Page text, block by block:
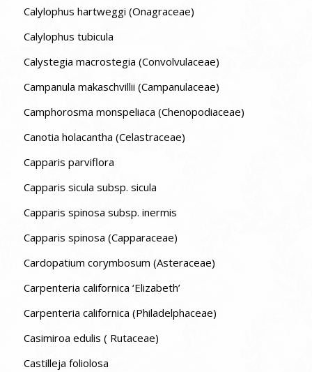
Calylophus hartweggi (Onagraceae)
Calylophus tubicula
Calystegia macrostegia (Convolvulaceae)
Campanula makaschvillii (Campanulaceae)
Camphorosma monspeliaca (Chenopodiaceae)
Canotia holacantha (Celastraceae)
Capparis parviflora
Capparis sicula subsp. sicula
Capparis spinosa subsp. inermis
Capparis spinosa (Capparaceae)
Cardopatium corymbosum (Asteraceae)
Carpenteria californica ‘Elizabeth’
Carpenteria californica (Philadelphaceae)
Casimiroa edulis ( Rutaceae)
Castilleja foliolosa